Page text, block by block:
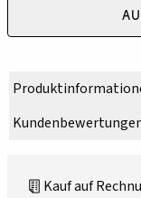
Kauf auf